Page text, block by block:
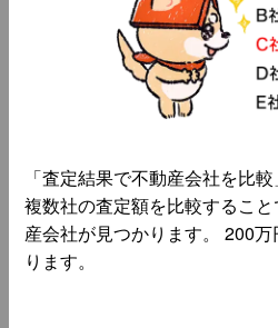
「査定結果で不動産会社を比較
複数社の査定額を比較するこ
産会社が見つかります。 200
ります。